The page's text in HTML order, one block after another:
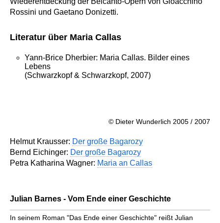
Rossini und Gaetano Donizetti.
Literatur über Maria Callas
Yann-Brice Dherbier: Maria Callas. Bilder eines
Lebens
(Schwarzkopf & Schwarzkopf, 2007)
© Dieter Wunderlich 2005 / 2007
Helmut Krausser: Der große Bagarozy
Bernd Eichinger: Der große Bagarozy
Petra Katharina Wagner: Maria an Callas
Julian Barnes - Vom Ende einer Geschichte
In seinem Roman "Das Ende einer Geschichte" reißt Julian